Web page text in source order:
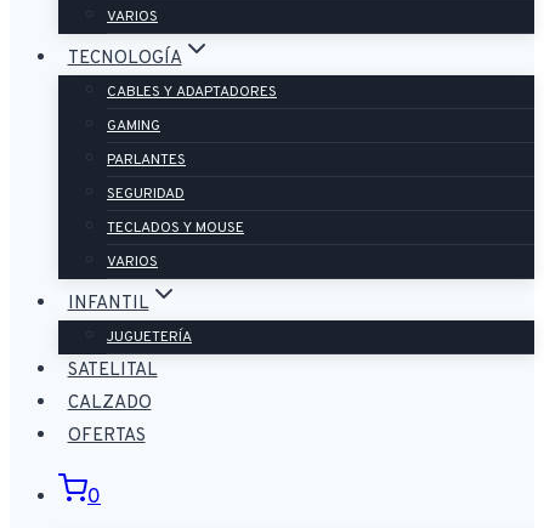
VARIOS
TECNOLOGÍA
CABLES Y ADAPTADORES
GAMING
PARLANTES
SEGURIDAD
TECLADOS Y MOUSE
VARIOS
INFANTIL
JUGUETERÍA
SATELITAL
CALZADO
OFERTAS
0